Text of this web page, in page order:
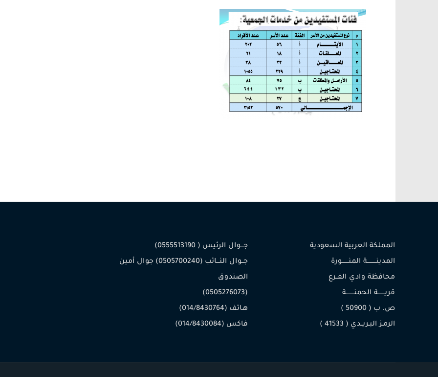
المملكة العربية السعودية
المدينـــــــــة المنـــــــورة
محافظة وادي الفــرع
قريـــــــة الحمنــــــــة
ص. ب ( 50900 )
الرمـز البـريــدي ( 41533 )
جـــوال الرئيس ( 0555513190)
جــوال النـــائب (0505700240) جوال أمين
الصندوق
(0505276073)
هـاتف (014/8430764)
فاكس (014/8430084)